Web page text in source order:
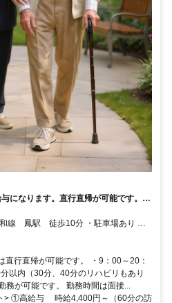
になります。直行直帰が可能です。女
直行直帰が可能です。 ・9：00～20：
以内（30分、40分のリハビリもあり
務が可能です。 勤務時間は面接...
> ①高給与 時給4,400円～（60分の訪